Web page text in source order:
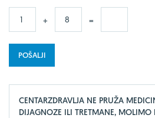
+ =
POŠALJI
CENTARZDRAVLJA NE PRUŽA
DIJAGNOZE ILI TRETMANE, MOLIMO